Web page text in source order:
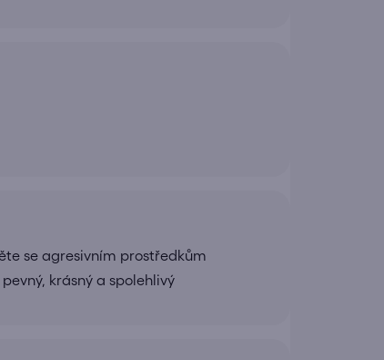
se agresivním prostředkům
krásný a spolehlivý